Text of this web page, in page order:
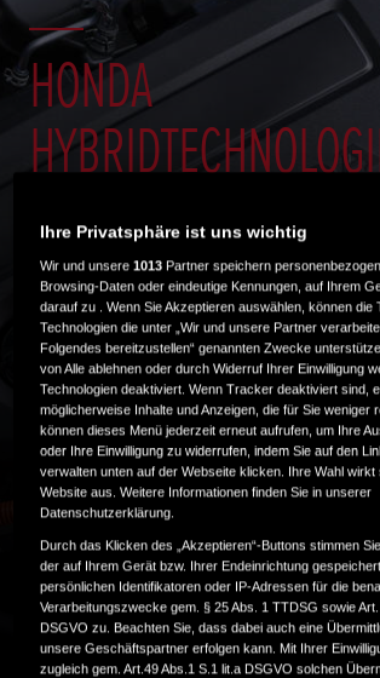
HONDA
EINFACH ERKLÄRT
Hybridfahrzeuge bieten das Beste aus
Sie werden von einem
Elektromotor angetrieben. Wir bei Honda
bereits im vierten Jahrzehnt
haben wir mit dem revolutionären
Modell mit benzin-elektrischem
vorgestellt. Seither haben unsere
von Antrieb perfektioniert.
Unsere neuesten e:HEV-Vollhybride
innovativer Hybridtechnologie eine
Leistung, ohne jemals Kompromisse bei
dennoch kraftvollen Leistungsentfaltung
Ihre Privatsphäre ist uns wichtig
Wir und unsere1013 Partner speichern
Browsing-Daten oder eindeutige Kennungen, auf Ihrem
darauf zu . Wenn Sie Akzeptieren auswählen, können die
Technologien die unter „Wir und unsere Partner
Folgendes bereitzustellen“ genannten Zwecke
von Alle ablehnen oder durch Widerruf Ihrer Einwilligung
Technologien deaktiviert. Wenn Tracker deaktiviert sind,
möglicherweise Inhalte und Anzeigen, die für Sie weniger
können dieses Menü jederzeit erneut aufrufen, um Ihre
oder Ihre Einwilligung zu widerrufen, indem Sie auf den
verwalten unten auf der Webseite klicken. Ihre Wahl
Website aus. Weitere Informationen finden Sie in unserer
Datenschutzerklärung.
Durch das Klicken des „Akzeptieren“-Buttons stimmen
der auf Ihrem Gerät bzw. Ihrer Endeinrichtung
persönlichen Identifikatoren oder IP-Adressen für die
Verarbeitungszwecke gem. § 25 Abs. 1 TTDSG sowie
DSGVO zu. Beachten Sie, dass dabei auch eine
unsere Geschäftspartner erfolgen kann. Mit Ihrer
zugleich gem. Art.49 Abs.1 S.1 lit.a DSGVO solchen